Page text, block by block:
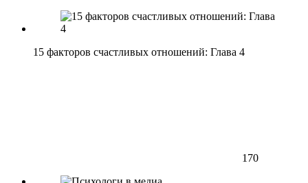
15 факторов счастливых отношений: Глава 4
170